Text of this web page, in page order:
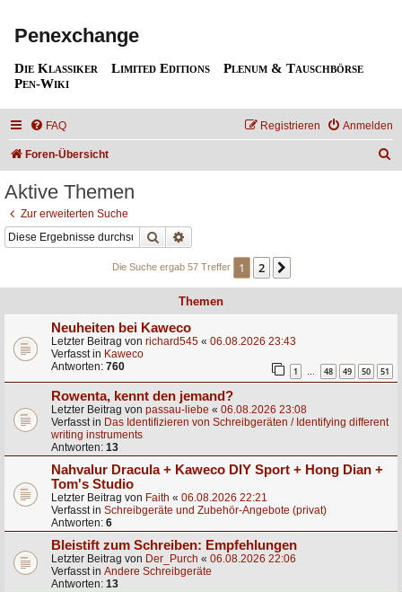
Penexchange
Die Klassiker Limited Editions
Plenum & Tauschbörse
Pen-Wiki
FAQ Anmelden
Registrieren
Foren-Übersicht
Aktive Themen
Zur erweiterten Suche
Suche
Die Suche ergab 57 Treffer 1 2
Themen
Neuheiten bei Kaweco
Letzter Beitrag von richard545 « 06.08.2026 23:43
Verfasst in Kaweco
Antworten: 760 1 … 48 49 50 51
Rowenta, kennt den jemand?
Letzter Beitrag von passau-liebe « 06.08.2026 23:08
Verfasst in Das Identifizieren von Schreibgeräten / Identifying different
writing instruments
Antworten: 13
Nahvalur Dracula + Kaweco DIY Sport + Hong Dian +
Tom's Studio
Letzter Beitrag von Faith « 06.08.2026 22:21
Verfasst in Schreibgeräte und Zubehör-Angebote (privat)
Antworten: 6
Bleistift zum Schreiben: Empfehlungen
Letzter Beitrag von Der_Purch « 06.08.2026 22:06
Verfasst in Andere Schreibgeräte
Antworten: 13